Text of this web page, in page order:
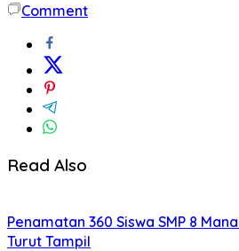
Comment
Read Also
Penamatan 360 Siswa SMP 8
Turut Tampil